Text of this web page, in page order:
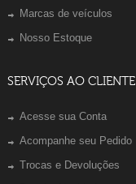
Marcas de veículos
Nosso Estoque
SERVIÇOS AO CLIENTE
Acesse sua Conta
Acompanhe seu Pedido
Trocas e Devoluções